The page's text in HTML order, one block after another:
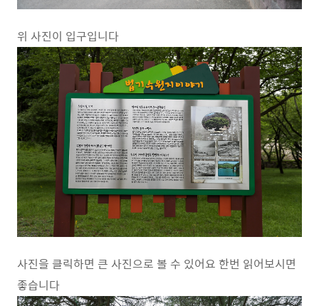
위 사진이 입구입니다
사진을 클릭하면 큰 사진으로 볼 수 있어요 한번 읽어보시면
좋습니다